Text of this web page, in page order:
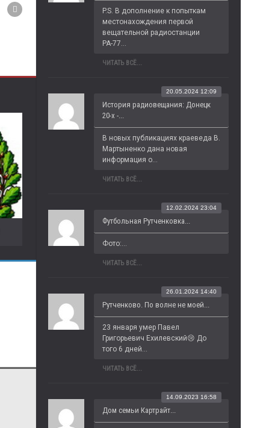
P.S. В дополнение к попыткам
местонахождения первой
вещательной радиостанции
РА-77...
ЧИТАТЬ ВСЁ...
История радиовещания: Донецк
20-х -...
20.05.2024 12:09
В новых публикациях краеведа В.
Мартыненко дана новая
информация о...
ЧИТАТЬ ВСЁ...
Футбольная Рутченковка...
12.02.2024 23:04
Фото:...
ЧИТАТЬ ВСЁ...
Рутченково. По волне не моей...
26.01.2024 14:40
23 января умер Павел
Григорьевич Ехилевский😢 До
того 6 дней...
ЧИТАТЬ ВСЁ...
Дом семьи Картрайт...
14.09.2023 16:58